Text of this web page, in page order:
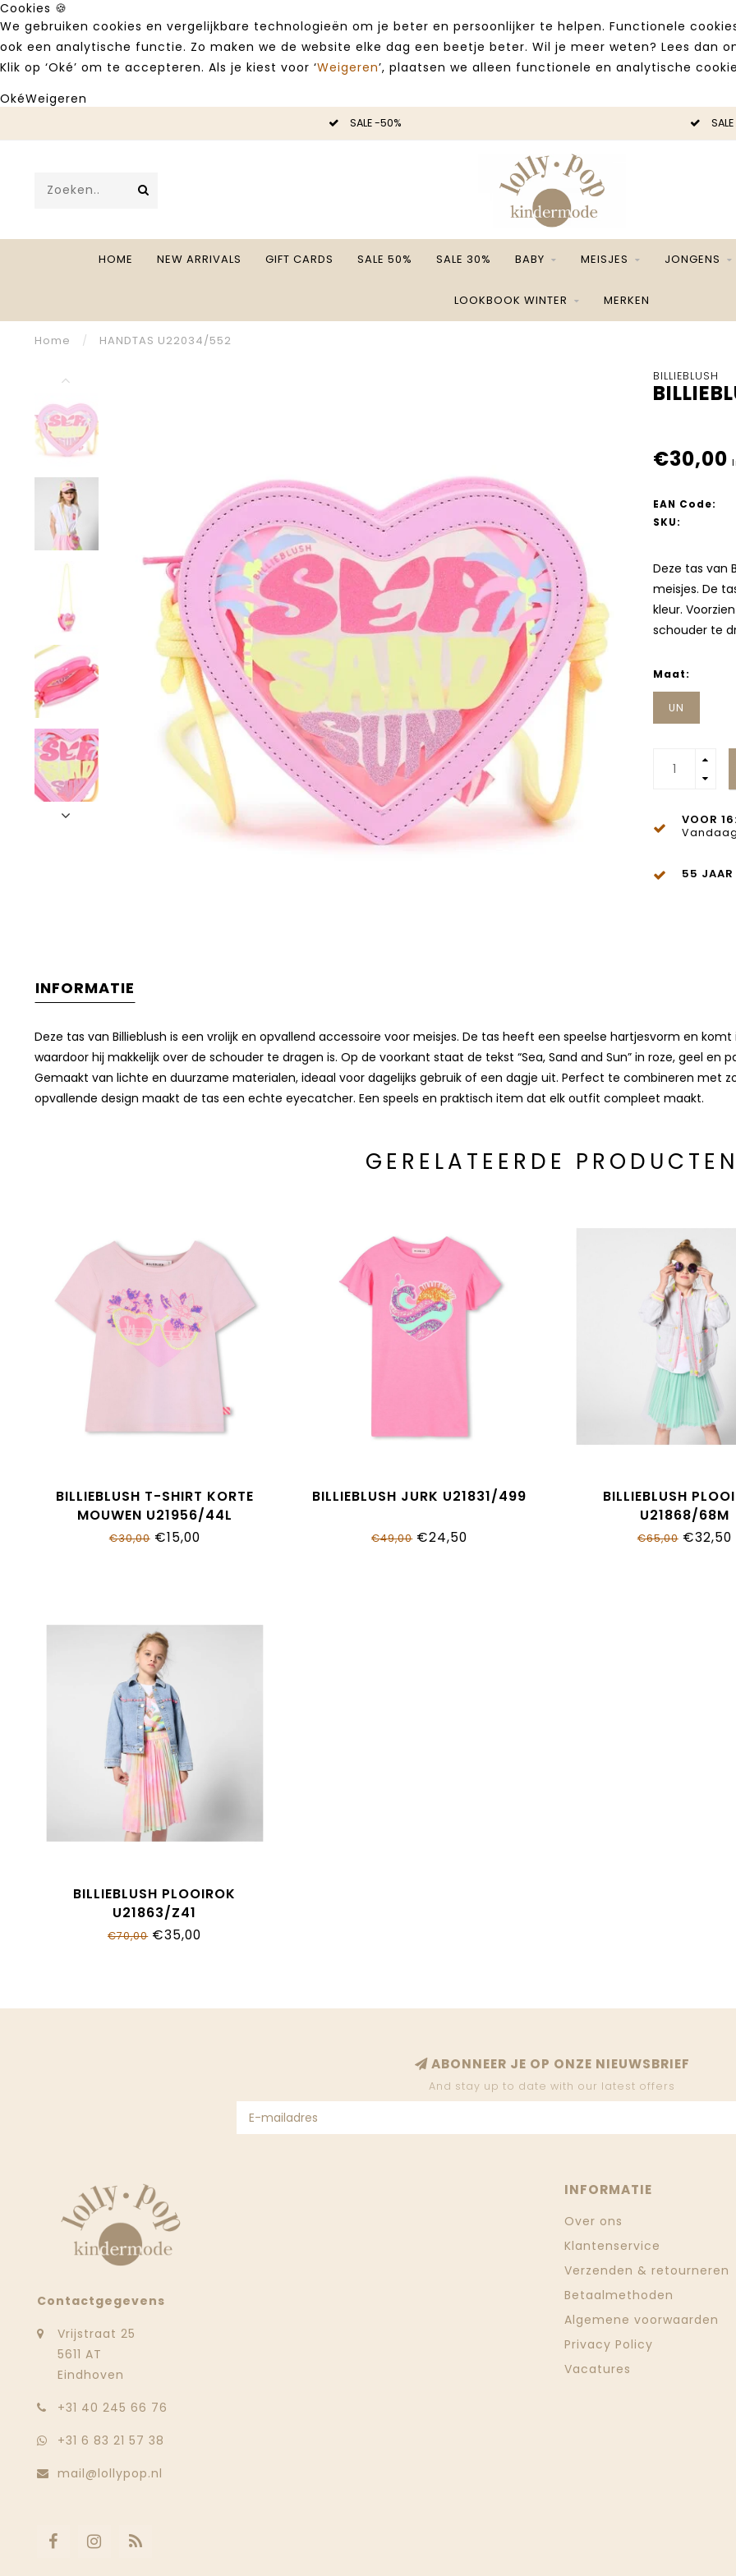
Cookies 🍪
We gebruiken cookies en vergelijkbare technologieën om je beter en persoonlijker te helpen. Functionele
ook een analytische functie. Zo maken we de website elke dag een beetje beter. Wil je meer weten? Lees dan
Klik op ‘Oké’ om te accepteren. Als je kiest voor ‘Weigeren’, plaatsen we alleen functionele en analytische
OkéWeigeren
SALE -50%
HOME NEW ARRIVALS GIFT CARDS SALE 50% SALE 30% BABY MEISJES JONGENS
LOOKBOOK WINTER MERKEN
Home / HANDTAS U22034/552
BILLIEBLUSH
€30,00
EAN Code:
SKU:
Deze tas van
meisjes. De
kleur.
schouder te
Maat:
UN
VOOR
55 JAAR
INFORMATIE
Deze tas van Billieblush is een vrolijk en opvallend accessoire voor meisjes. De tas heeft een speelse hartjesvorm en
waardoor hij makkelijk over de schouder te dragen is. Op de voorkant staat de tekst “Sea, Sand and Sun” in roze, geel en
Gemaakt van lichte en duurzame materialen, ideaal voor dagelijks gebruik of een dagje uit. Perfect te combineren met
opvallende design maakt de tas een echte eyecatcher. Een speels en praktisch item dat elk outfit compleet maakt.
GERELATEERDE
BILLIEBLUSH T-SHIRT KORTE
MOUWEN U21956/44L
€30,00€15,00
BILLIEBLUSH JURK U21831/499
€49,00€24,50
BILLIEBLUSH
U21868/68M
€65,00€32,50
BILLIEBLUSH PLOOIROK
U21863/Z41
€70,00€35,00
ABONNEER JE OP ONZE NIEUWSBRIEF
And stay up to date with our latest offers
Contactgegevens
Vrijstraat 25
5611 AT
Eindhoven
‭+31 40 245 66 76
+31 6 83 21 57 38
mail@lollypop.nl
INFORMATIE
Over ons
Klantenservice
Verzenden & retourneren
Betaalmethoden
Algemene voorwaarden
Privacy Policy
Vacatures